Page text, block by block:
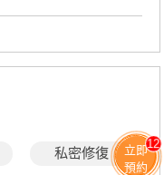
私密修復
立即
預約
12